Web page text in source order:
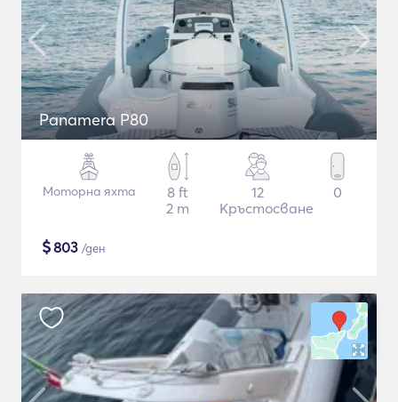
Panamera P80
Моторна яхта
8 ft
2 m
12
Кръстосване
0
$803 /ден